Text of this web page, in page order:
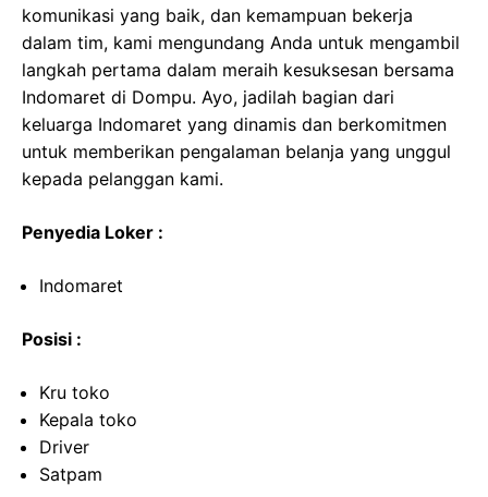
komunikasi yang baik, dan kemampuan bekerja
dalam tim, kami mengundang Anda untuk mengambil
langkah pertama dalam meraih kesuksesan bersama
Indomaret di Dompu. Ayo, jadilah bagian dari
keluarga Indomaret yang dinamis dan berkomitmen
untuk memberikan pengalaman belanja yang unggul
kepada pelanggan kami.
Penyedia Loker :
Indomaret
Posisi :
Kru toko
Kepala toko
Driver
Satpam